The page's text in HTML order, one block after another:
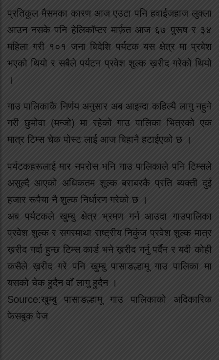
प्रतिकूल मैसमका कारण आज एउटा पनि हवाईजहाज लुक्ला
आउन नसके पनि हेलिकॉप्टर मार्फ़त आज ६७ पुरूष र ३४
महिला गरी १०१ जना बिदेशि पर्यटक यस क्षेत्र मा प्रबेश
भएको थियो र सबैले पर्यटन प्रवेश शुल्क ख़रीद गरेको थियो
।
गाउ पालिकाकै निर्णय अनुसार अब आइन्दा कहिल्यै लागु नहुने
गरी छुमोवा (मन्जो) मा रहेको गाउ पालिका भित्रको एक
मात्र टिम्स चेक पोस्ट लाई आज बिहानै हटाईएको छ ।
पर्यटकहरूलाई मार नपरोस भनि गाउ पालिकाले पनि टिम्सले
असुल्दै आएको अधिकतम शुल्क बराबरकै प्रति ब्यक्ती दुई
हजार रूपैया नै शुल्क निर्धारण गरेको छ ।
अब पर्यटकले खुम्बु क्षेत्र भ्रमण गर्न आउदा गाउपालिका
प्रवेश शुल्क र सगरमाथा राष्ट्रीय निकुंज प्रवेश शुल्क मात्र
ख़रीद गर्दा हुन्छ टिम्स कार्ड भने ख़रीद गर्नु पर्दैन र यदी कोही
कसैले ख़रीद गरे पनि खुम्बु पासाङल्हामू गाउ पालिका मा
यसको चेक हुदैन वाँ लागु हुदैन ।
Source:खुम्बु पासाङल्हामू गाउ पालिकाको अदिकारिक
फेसबुक पेज